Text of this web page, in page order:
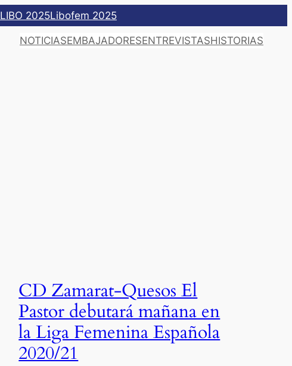
LIBO 2025Libofem 2025
NOTICIASEMBAJADORESENTREVISTASHISTORIAS
CD Zamarat-Quesos El
Pastor debutará mañana en
la Liga Femenina Española
2020/21